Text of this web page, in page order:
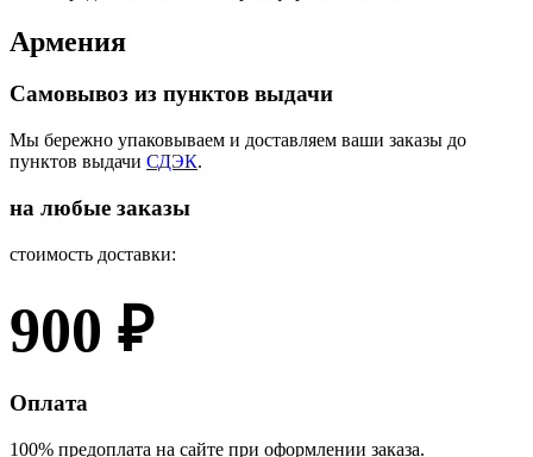
Армения
Самовывоз из пунктов выдачи
Мы бережно упаковываем и доставляем ваши заказы до
пунктов выдачи СДЭК.
на любые заказы
стоимость доставки:
900 ₽
Оплата
100% предоплата на сайте при оформлении заказа.